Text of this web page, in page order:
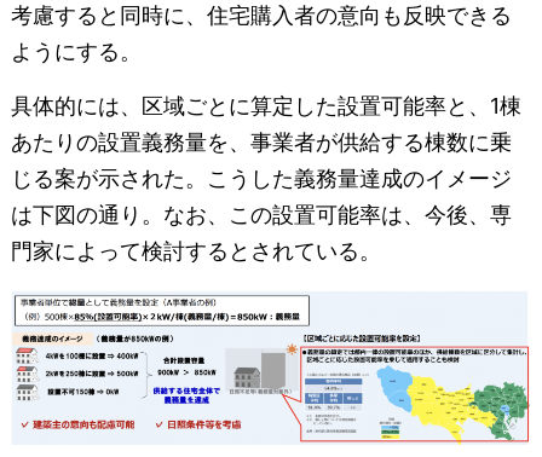
考慮すると同時に、住宅購入者の意向も反映できる
ようにする。
具体的には、区域ごとに算定した設置可能率と、1棟
あたりの設置義務量を、事業者が供給する棟数に乗
じる案が示された。こうした義務量達成のイメージ
は下図の通り。なお、この設置可能率は、今後、専
門家によって検討するとされている。